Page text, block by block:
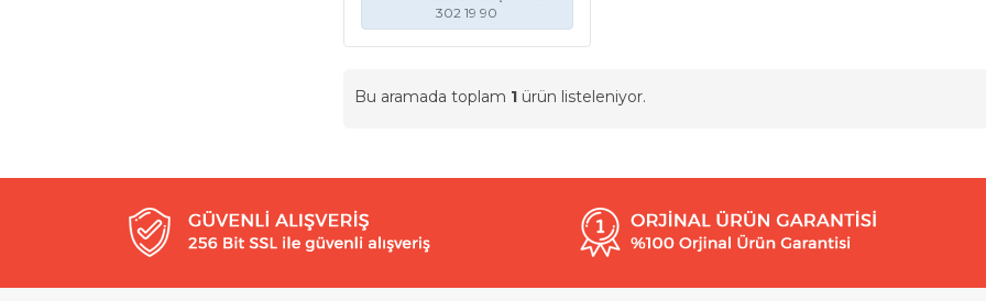
302 19 90
Bu aramada toplam 1 ürün listeleniyor.